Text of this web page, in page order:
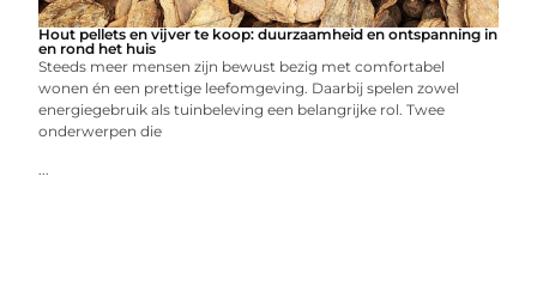
Hout pellets en vijver te koop: duurzaamheid en ontspanning in
en rond het huis
Steeds meer mensen zijn bewust bezig met comfortabel
wonen én een prettige leefomgeving. Daarbij spelen zowel
energiegebruik als tuinbeleving een belangrijke rol. Twee
onderwerpen die
...